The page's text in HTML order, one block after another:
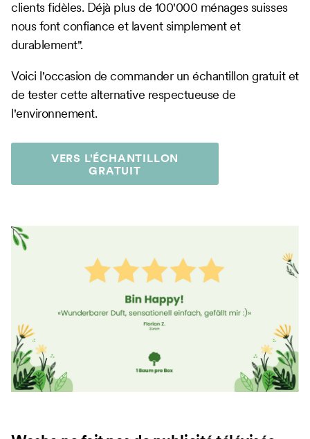
clients fidèles. Déjà plus de 100'000 ménages suisses
nous font confiance et lavent simplement et
durablement".
Voici l'occasion de commander un échantillon gratuit et
de tester cette alternative respectueuse de
l'environnement.
VERS L'ÉCHANTILLON
GRATUIT